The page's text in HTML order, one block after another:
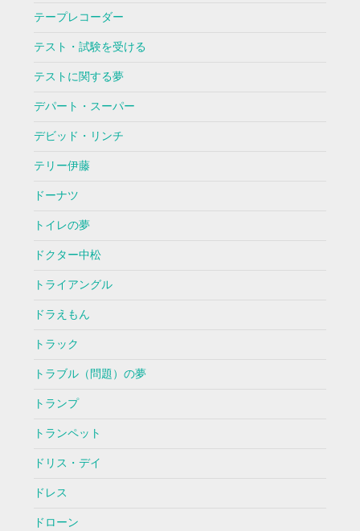
テープレコーダー
テスト・試験を受ける
テストに関する夢
デパート・スーパー
デビッド・リンチ
テリー伊藤
ドーナツ
トイレの夢
ドクター中松
トライアングル
ドラえもん
トラック
トラブル（問題）の夢
トランプ
トランペット
ドリス・デイ
ドレス
ドローン